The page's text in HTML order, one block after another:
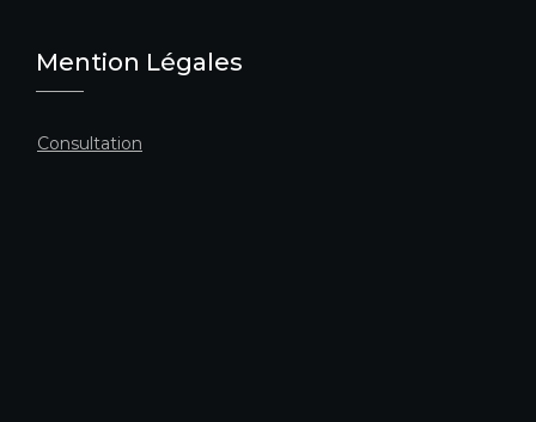
Mention Légales
Consultation